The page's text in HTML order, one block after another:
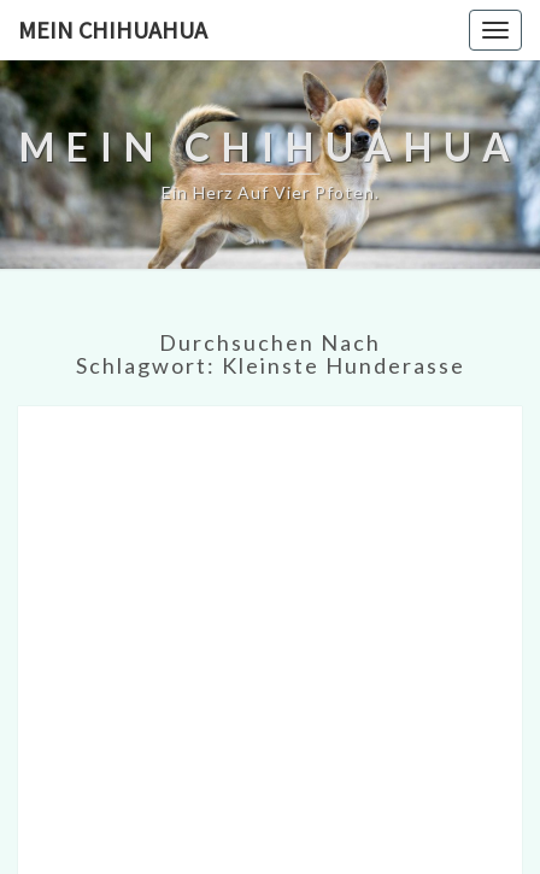
MEIN CHIHUAHUA
MEIN CHIHUAHUA
Ein Herz Auf Vier Pfoten.
Durchsuchen Nach
Schlagwort: Kleinste Hunderasse